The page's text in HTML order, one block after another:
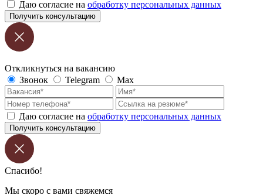
Даю согласие на обработку персональных данных
Получить консультацию
Откликнуться на вакансию
Звонок
Telegram Max
Даю согласие на обработку персональных данных
Получить консультацию
Спасибо!
Мы скоро с вами свяжемся